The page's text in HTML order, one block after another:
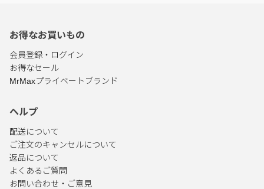
お得なお買いもの
会員登録・ログイン
お得なセール
MrMaxプライベートブランド
ヘルプ
配送について
ご注文のキャンセルについて
返品について
よくあるご質問
お問い合わせ・ご意見